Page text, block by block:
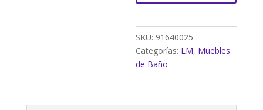
sobre
encimera
cantidad
SKU: 91640025
Categorías: LM, Muebles
de Baño